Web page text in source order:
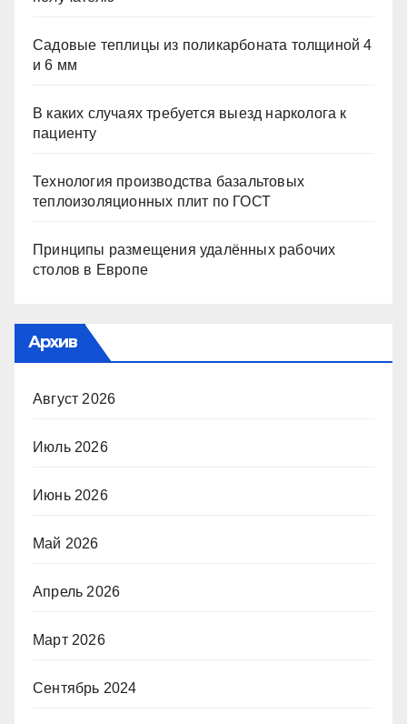
Садовые теплицы из поликарбоната толщиной 4
и 6 мм
В каких случаях требуется выезд нарколога к
пациенту
Технология производства базальтовых
теплоизоляционных плит по ГОСТ
Принципы размещения удалённых рабочих
столов в Европе
Архив
Август 2026
Июль 2026
Июнь 2026
Май 2026
Апрель 2026
Март 2026
Сентябрь 2024